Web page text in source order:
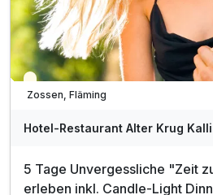
Teilweise ausgelastet
Zossen, Fläming
Hotel-Restaurant Alter Krug
5 Tage Unvergessliche "Zeit zu Zweit" im Fläming
erleben inkl. Candle-Light